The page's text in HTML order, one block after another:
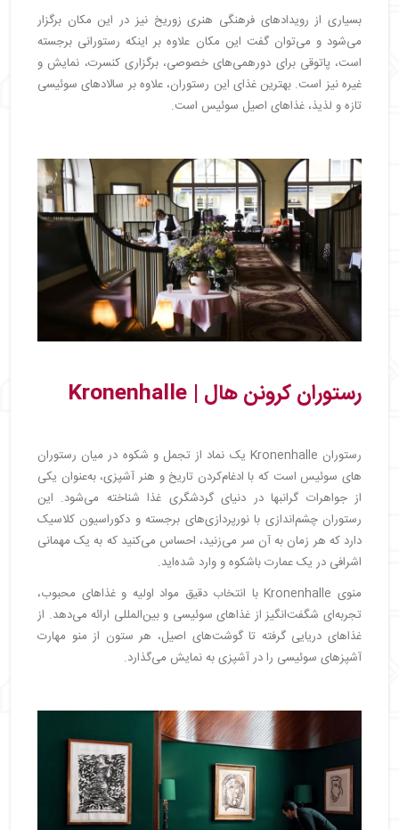
بسیاری از رویدادهای فرهنگی هنری زوریخ نیز در این مکان برگزار
می‌شود و می‌توان گفت این مکان علاوه بر اینکه رستورانی برجسته
است، پاتوقی برای دورهمی‌های خصوصی، برگزاری کنسرت، نمایش و
غیره نیز است. بهترین غذای این رستوران، علاوه بر سالادهای سوئیسی
تازه و لذیذ، غذاهای اصیل سوئیس است.
رستوران کرونن هال | Kronenhalle
رستوران Kronenhalle یک نماد از تجمل و شکوه در میان رستوران
های سوئیس است که با ادغام‌کردن تاریخ و هنر آشپزی، به‌عنوان یکی
از جواهرات گرانبها در دنیای گردشگری غذا شناخته می‌شود. این
رستوران چشم‌اندازی با نورپردازی‌های برجسته و دکوراسیون کلاسیک
دارد که هر زمان به آن سر می‌زنید، احساس می‌کنید که به یک مهمانی
اشرافی در یک عمارت باشکوه و وارد شده‌اید.
منوی Kronenhalle با انتخاب دقیق مواد اولیه و غذاهای محبوب،
تجربه‌ای شگفت‌انگیز از غذاهای سوئیسی و بین‌المللی ارائه می‌دهد. از
غذاهای دریایی گرفته تا گوشت‌های اصیل، هر ستون از منو مهارت
آشپزهای سوئیسی را در آشپزی به نمایش می‌گذارد.